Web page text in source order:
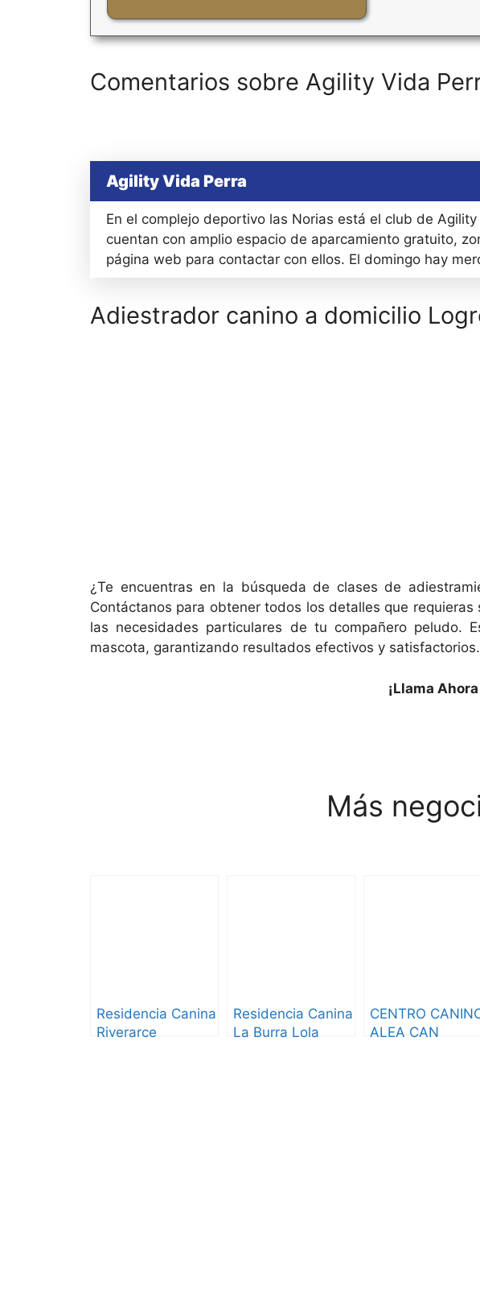
Comentarios sobre Agility Vida
Agility Vida Perra
En el complejo deportivo las Norias está el club de
cuentan con amplio espacio de aparcamiento gratuito,
página web para contactar con ellos. El domingo hay
Adiestrador canino a domicilio
¿Te encuentras en la búsqueda de clases de
Contáctanos para obtener todos los detalles que
las necesidades particulares de tu compañero peludo.
mascota, garantizando resultados efectivos y satisfactorios.
¡Llama
Más
Residencia Canina
Riverarce
Residencia Canina
La Burra Lola
CENTRO
ALEA CAN